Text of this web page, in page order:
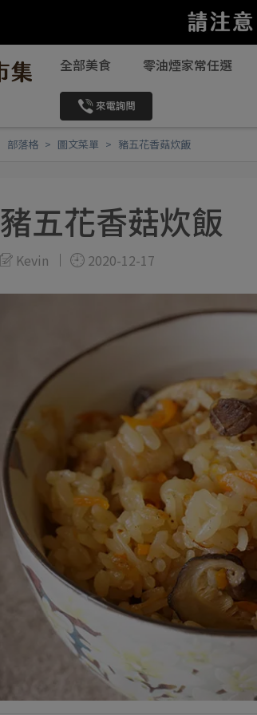
全部美食 零油煙家常任選
部落格 圖文菜單 豬五花香菇炊飯
豬五花香菇炊飯
Kevin 2020-12-17